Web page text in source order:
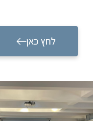
לחץ כאן